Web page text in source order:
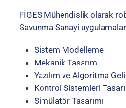
FİGES Mühendislik olarak
Savunma Sanayi
Sistem Modelleme
Mekanik Tasarım
Yazılım ve Algoritma
Kontrol Sistemleri
Simülatör Tasarımı